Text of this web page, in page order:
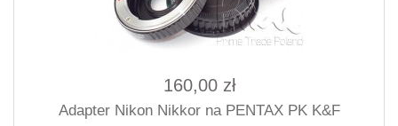
160,00 zł
Adapter Nikon Nikkor na PENTAX PK K&F